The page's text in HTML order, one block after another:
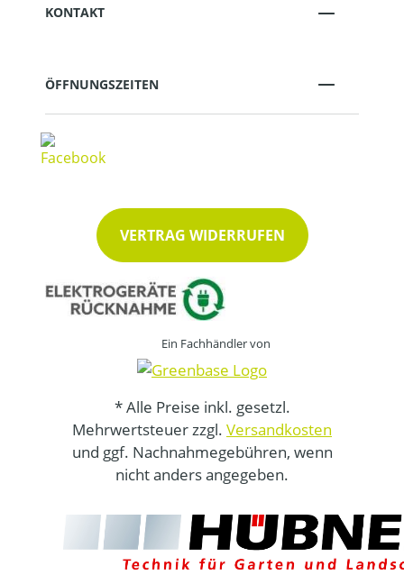
KONTAKT
ÖFFNUNGSZEITEN
VERTRAG WIDERRUFEN
Ein Fachhändler von
* Alle Preise inkl. gesetzl.
Mehrwertsteuer zzgl. Versandkosten
und ggf. Nachnahmegebühren, wenn
nicht anders angegeben.